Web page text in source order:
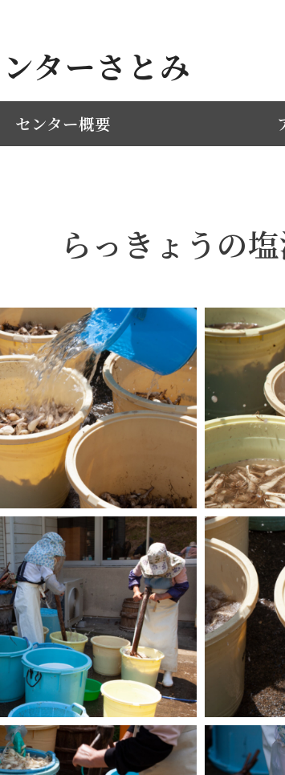
ターさとみ
センター概要
らっきょうの